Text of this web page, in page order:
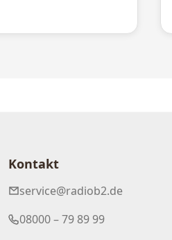
Kontakt
service@radiob2.de
08000 – 79 89 99